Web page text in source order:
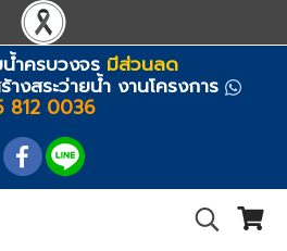
ำครบวงจร มีส่วนลด
งสระว่ายน้ำ งานโครงการ
812 0036